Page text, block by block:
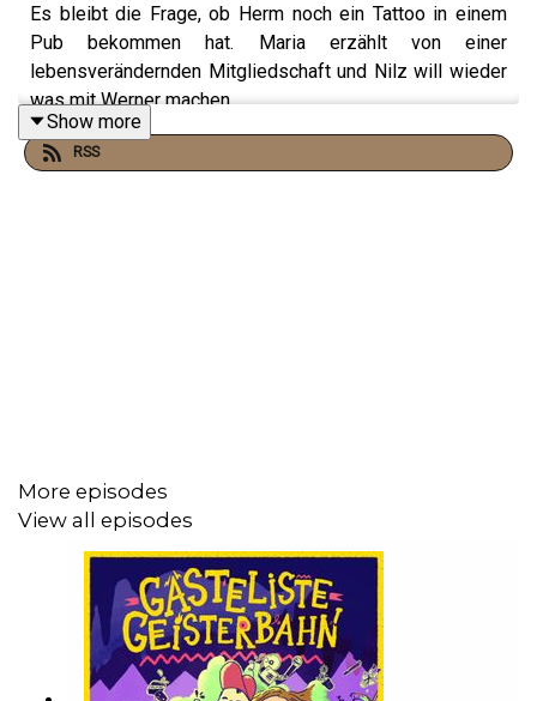
Es bleibt die Frage, ob Herm noch ein Tattoo in einem
Pub bekommen hat. Maria erzählt von einer
lebensverändernden Mitgliedschaft und Nilz will wieder
was mit Werner machen.
Für Bonusfolgen, Videofolgen, Early Access und viele
weitere tolle Dinge, supportet uns gern auf Patreon:
Show more
RSS
More episodes
View all episodes